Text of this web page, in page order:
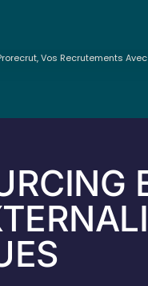
Vos Recrutements